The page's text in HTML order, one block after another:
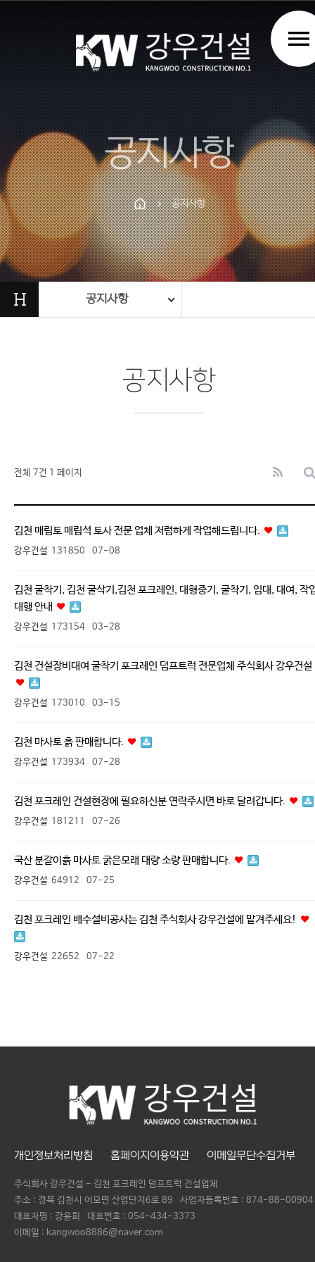
PrevNext
menu
공지사항
chevron_right 공지사항
H 공지사항
공지사항
전체 7건 1 페이지
김천 매립토 매립석 토사 전문 업체 저렴하게 작업해드립니다.
강우건설 131850 07-08
김천 굴착기, 김천 굴삭기,김천 포크레인, 대형중기, 굴착기, 임대, 대여, 작
대행 안내
강우건설 173154 03-28
김천 건설장비대여 굴착기 포크레인 덤프트럭 전문업체 주식회사 강우건설
강우건설 173010 03-15
김천 마사토 흙 판매합니다.
강우건설 173934 07-28
김천 포크레인 건설현장에 필요하신분 연락주시면 바로 달려갑니다.
강우건설 181211 07-26
국산 분갈이흙 마사토 굵은모래 대량 소량 판매합니다.
강우건설 64912 07-25
김천 포크레인 배수설비공사는 김천 주식회사 강우건설에 맡겨주세요!
강우건설 22652 07-22
개인정보처리방침 홈페이지이용약관 이메일무단수집거부
주식회사 강우건설 - 김천 포크레인 덤프트럭 건설업체
주소 : 경북 김천시 어모면 산업단지6로 89
사업자등록번호 : 874-88-00904
대표자명 : 강윤희 대표번호 : 054-434-3373
이메일 : kangwoo8886@naver.com